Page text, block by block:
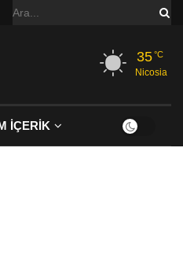
35°C
Nicosia
İÇERİK